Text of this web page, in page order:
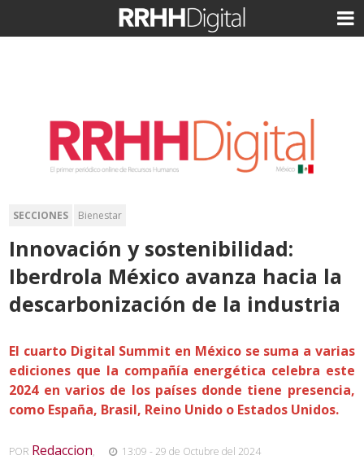
SECCIONES Bienestar
Innovación y sostenibilidad:
Iberdrola México avanza hacia la
descarbonización de la industria
El cuarto Digital Summit en México se suma a varias
ediciones que la compañía energética celebra este
2024 en varios de los países donde tiene presencia,
como España, Brasil, Reino Unido o Estados Unidos.
POR Redaccion, 13:09 - 29 de Octubre del 2024